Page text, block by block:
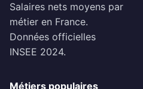
Salaires nets moyens par
métier en France.
Données officielles
INSEE 2024.
Métiers populaires